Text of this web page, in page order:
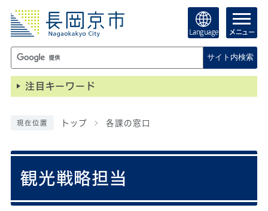
Language メニュー
サイト内検索
注目キーワード
現在位置 トップ 各課の窓口
観光戦略担当